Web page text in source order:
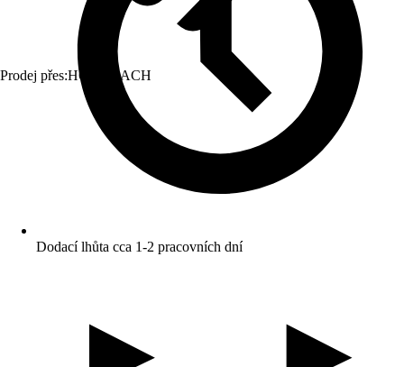
Prodej přes:HORNBACH
Dodací lhůta cca 1-2 pracovních dní